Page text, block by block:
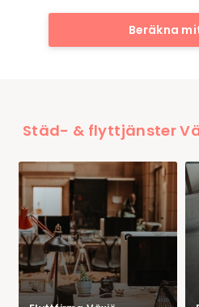
Beräkna
Städ- & flyttjänster